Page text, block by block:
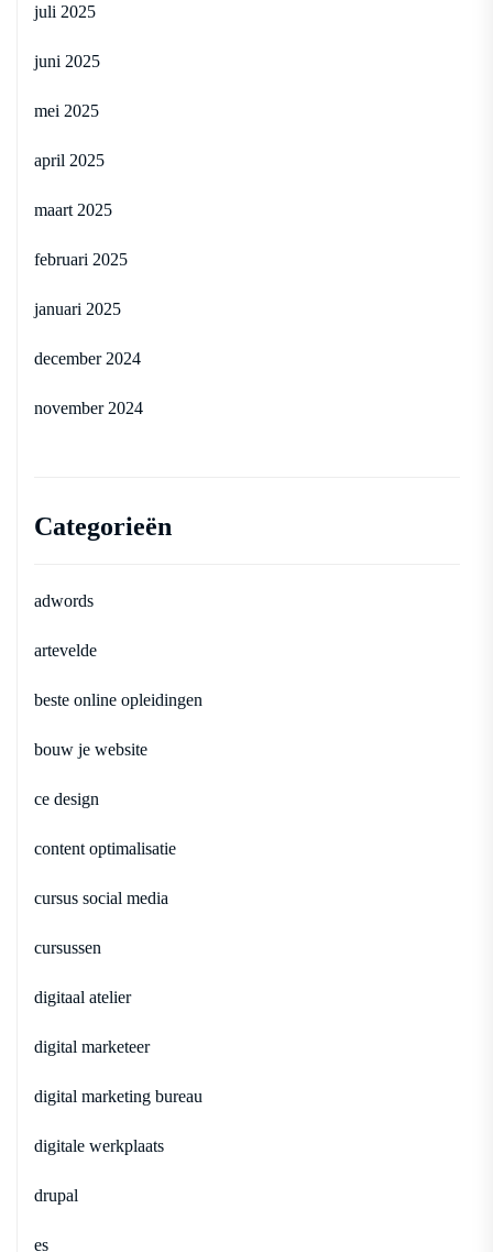
juli 2025
juni 2025
mei 2025
april 2025
maart 2025
februari 2025
januari 2025
december 2024
november 2024
Categorieën
adwords
artevelde
beste online opleidingen
bouw je website
ce design
content optimalisatie
cursus social media
cursussen
digitaal atelier
digital marketeer
digital marketing bureau
digitale werkplaats
drupal
es